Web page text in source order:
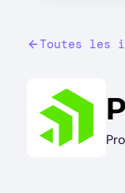
Toutes les
Image